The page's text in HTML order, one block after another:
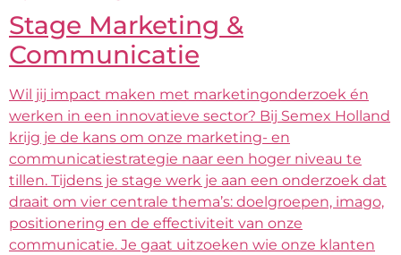
Stage Marketing &
Communicatie
Wil jij impact maken met marketingonderzoek én
werken in een innovatieve sector? Bij Semex Holland
krijg je de kans om onze marketing- en
communicatiestrategie naar een hoger niveau te
tillen. Tijdens je stage werk je aan een onderzoek dat
draait om vier centrale thema’s: doelgroepen, imago,
positionering en de effectiviteit van onze
communicatie. Je gaat uitzoeken wie onze klanten